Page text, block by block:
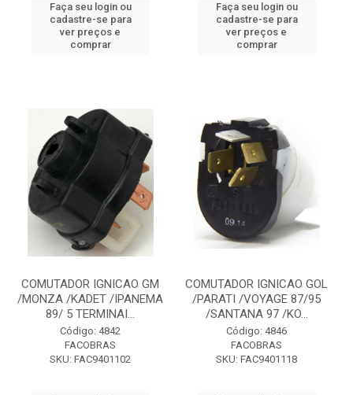
Faça seu login ou
cadastre-se para
ver preços e
comprar
Faça seu login ou
cadastre-se para
ver preços e
comprar
COMUTADOR IGNICAO GM
/MONZA /KADET /IPANEMA
89/ 5 TERMINAI...
Código: 4842
FACOBRAS
SKU: FAC9401102
COMUTADOR IGNICAO GOL
/PARATI /VOYAGE 87/95
/SANTANA 97 /KO...
Código: 4846
FACOBRAS
SKU: FAC9401118